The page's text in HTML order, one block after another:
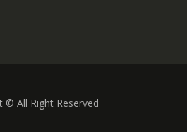
© All Right Reserved